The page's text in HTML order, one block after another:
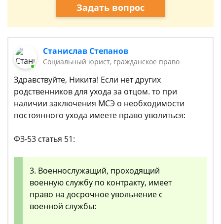
Задать вопрос
Станислав Степанов
Социальный юрист, гражданское право
Здравствуйте, Никита! Если нет других
родственников для ухода за отцом. то при
наличии заключения МСЭ о необходимости
постоянного ухода имеете право уволиться:
ФЗ-53 статья 51:
3. Военнослужащий, проходящий
военную службу по контракту, имеет
право на досрочное увольнение с
военной службы: